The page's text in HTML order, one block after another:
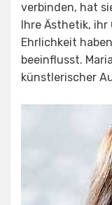
verbinden, hat
Ihre Ästhetik,
Ehrlichkeit
beeinflusst.
künstlerischer